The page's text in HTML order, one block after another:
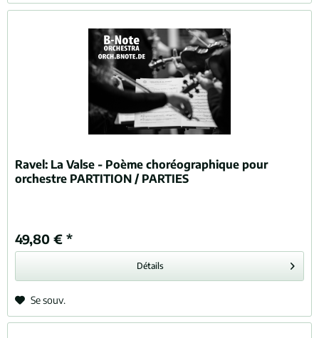
Ravel: La Valse - Poème choréographique pour
orchestre PARTITION / PARTIES
49,80 € *
Détails
Se souv.